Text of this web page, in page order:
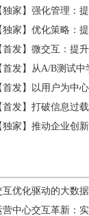
独家】强化管理：
独家】优化策略：
首发】微交互：提
首发】从A/B测试
首发】以用户为中
首发】打破信息过
独家】推动企业创
互优化驱动的大数
营中心交互革新：